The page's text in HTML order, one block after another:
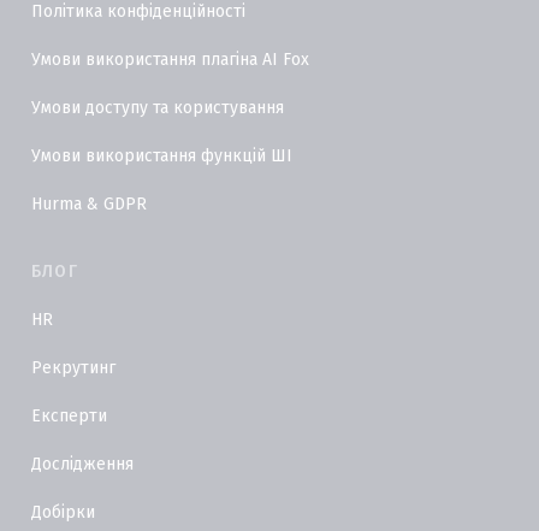
Політика конфіденційності
Умови використання плагіна AI Fox
Умови доступу та користування
Умови використання функцій ШІ
Hurma & GDPR
БЛОГ
HR
Рекрутинг
Експерти
Дослідження
Добірки